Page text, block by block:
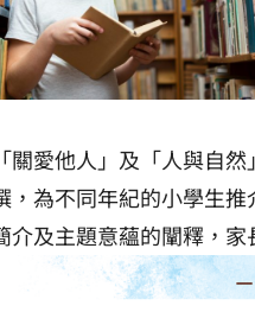
「關愛他人」及「人與自
，為不同年紀的小學生
介及主題意蘊的闡釋，